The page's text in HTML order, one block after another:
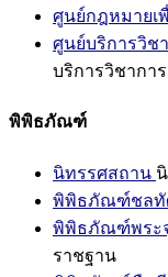
ศูนย์กฎหมายเ
ศูนย์บริการวิช
บริการวิชากา
พิพิธภัณฑ์
นิทรรศสถาน
พิพิธภัณฑ์ชลทั
พิพิธภัณฑ์พระ
ราชฐาน